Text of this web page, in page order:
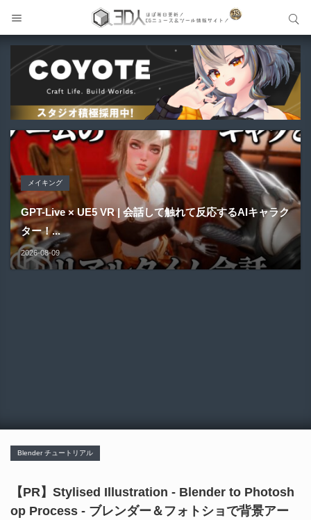
メイキング
GPT-Live × UE5 VR | 会話して触れて反応するAIキャラク
ター！...
2026-08-09
Blender アドオン
HairStyler | Blender向けヘアー作成支援アドオンが新登
場！
2026-08-09
Blender アドオン
Buldozer | Blender向けリトポロジーツールセットアドオ
ン！
2026-08-09
Maya プラグイン
Gizmify Media Plane 2 | MP4・AVI・MKV・MOVな...
2026-08-08
Unreal Engine アセット
Material Parameter Manager | Unreal Engi...
2026-08-07
Blender チュートリアル
【PR】Stylised Illustration - Blender to Photosh
op Process - ブレンダー＆フォトショで背景アー
サイト内検索